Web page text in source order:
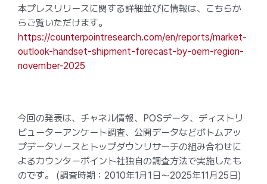
本プレスリリースに関する詳細並びに情報は、こちらか
らご覧いただけます。
https://counterpointresearch.com/en/reports/market-
outlook-handset-shipment-forecast-by-oem-region-
november-2025
今回の発表は、チャネル情報、POSデータ、ディストリ
ビューターアンケート調査、公開データなどボトムアッ
プデータソースとトップダウンリサーチの組み合わせに
よるカウンターポイント社独自の調査方法で実施したも
のです。 (調査時期：2010年1月1日～2025年11月25日)